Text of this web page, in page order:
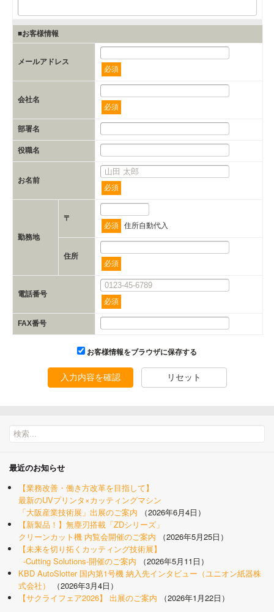
■お客様情報
メールアドレス
必須
会社名
必須
部署名
役職名
お名前
必須
勤務地
〒
必須
住所自動代入
住所
必須
電話番号
必須
FAX番号
お客様情報をブラウザに保存する
入力内容を確認 リセット
最近のお知らせ
【業務改善・働き方改革を目指して】
最新のUVプリンタ×カッティングマシン
「大阪産業技術展」出展のご案内
2026年6月4日
【新製品！】無塵刃搭載「ZDシリーズ」
クリーンカット機 内覧会開催のご案内
2026年5月25日
【未来を切り拓くカッティング技術展】
-Cutting Solutions-開催のご案内
2026年5月11日
KBD AutoSlotter 国内第1号機 納入先インタビュー（ユニオン紙器株
式会社）
2026年3月4日
【サクライフェア2026】 出展のご案内
2026年1月22日